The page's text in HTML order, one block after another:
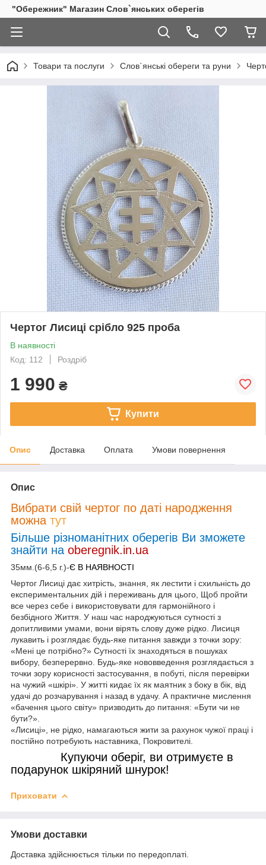
"Обережник" Магазин Слов`янських оберегів
Товари та послуги Слов`янські обереги та руни
Чертог Лисиці срібло 925 проба
В наявності
Код: 112
Роздріб
1 990 ₴
Купити
Опис Доставка Оплата Умови повернення
Опис
Вибрати свій чертог по даті народження
можна тут
Більше різноманітних оберегів Ви зможете
знайти на oberegnik.in.ua
35мм.(6-6,5 г.)-Є В НАЯВНОСТІ
Чертог Лисиці дає хитрість, знання, як лестити і схильність до
експериментальних дій і переживань для цього, Щоб пройти
все через себе і використовувати для гармонійного і
безбідного Життя. У наш час народжуються сутності з
допитливими умами, вони вірять слову дуже рідко. Лисиця
лукавить і розглядає будь-яке питання завжди з точки зору:
«Мені це потрібно?» Сутності їх знаходяться в пошуках
вибору, безперервно. Будь-яке нововведення розглядається з
точки зору корисності застосування, в побуті, після перевірки
на чужий «шкірі». У житті кидає їх як маятник з боку в бік, від
удачі до розчарування і назад в удачу. А практичне мислення
«бачення цього світу» призводить до питання: «Бути чи не
бути?».
«Лисиці», не рідко, намагаються жити за рахунок чужої праці і
постійно потребують наставника, Покровителі.
Купуючи оберіг, ви отримуєте в
подарунок шкіряний шнурок!
Приховати
Умови доставки
Доставка здійснюється тільки по передоплаті.